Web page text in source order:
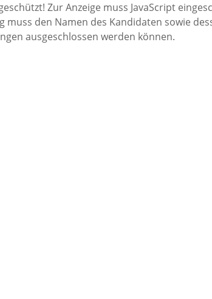
Zur Anzeige muss JavaScript
muss den Namen des Kandidaten sowie
ausgeschlossen werden können.